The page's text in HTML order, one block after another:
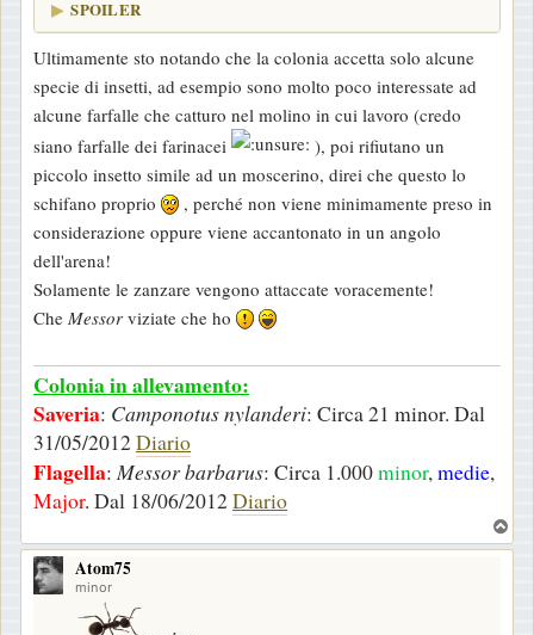
SPOILER
Ultimamente sto notando che la colonia accetta solo alcune
specie di insetti, ad esempio sono molto poco interessate ad
alcune farfalle che catturo nel molino in cui lavoro (credo
siano farfalle dei farinacei
), poi rifiutano un
piccolo insetto simile ad un moscerino, direi che questo lo
schifano proprio
, perché non viene minimamente preso in
considerazione oppure viene accantonato in un angolo
dell'arena!
Solamente le zanzare vengono attaccate voracemente!
Che Messor viziate che ho
Colonia in allevamento:
Saveria: Camponotus nylanderi: Circa 21 minor. Dal
31/05/2012Diario
Flagella: Messor barbarus: Circa 1.000minor,medie,
Major. Dal 18/06/2012Diario
o
Atom75
minor